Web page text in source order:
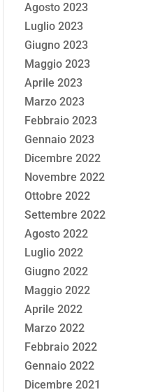
Agosto 2023
Luglio 2023
Giugno 2023
Maggio 2023
Aprile 2023
Marzo 2023
Febbraio 2023
Gennaio 2023
Dicembre 2022
Novembre 2022
Ottobre 2022
Settembre 2022
Agosto 2022
Luglio 2022
Giugno 2022
Maggio 2022
Aprile 2022
Marzo 2022
Febbraio 2022
Gennaio 2022
Dicembre 2021